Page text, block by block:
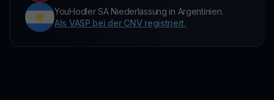
YouHodler SA Niederlassung in Argentinien.
Als VASP bei der CNV registriert.